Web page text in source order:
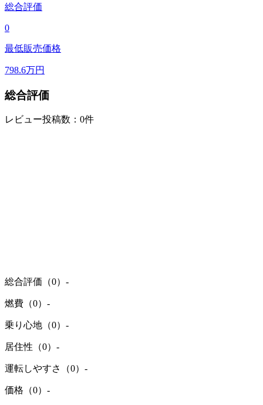
総合評価
0
最低販売価格
798.6万円
総合評価
レビュー投稿数：0件
総合評価（0） -
燃費（0） -
乗り心地（0） -
居住性（0） -
運転しやすさ（0） -
価格（0） -